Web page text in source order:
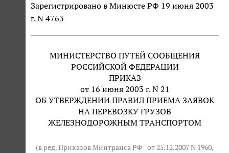
Зарегистрировано в Минюсте РФ 19 июня 2003
г. N 4763
МИНИСТЕРСТВО ПУТЕЙ СООБЩЕНИЯ
РОССИЙСКОЙ ФЕДЕРАЦИИ
ПРИКАЗ
от 16 июня 2003 г. N 21
ОБ УТВЕРЖДЕНИИ ПРАВИЛ ПРИЕМА ЗАЯВОК
НА ПЕРЕВОЗКУ ГРУЗОВ
ЖЕЛЕЗНОДОРОЖНЫМ ТРАНСПОРТОМ
(в ред. Приказов Минтранса РФ от 25.12.2007 N 1960,